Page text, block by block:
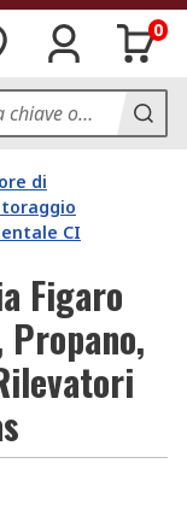
0
di
CI
Figaro
Propano,